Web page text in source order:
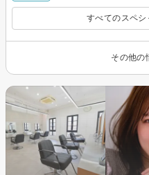
すべてのスペ
その他の